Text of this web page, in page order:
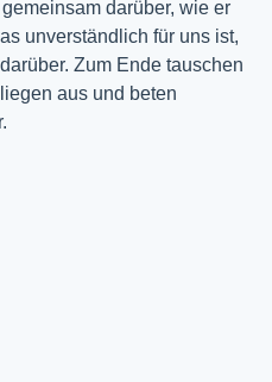
darüber, wie er
unverständlich für uns ist,
Zum Ende tauschen
aus und beten